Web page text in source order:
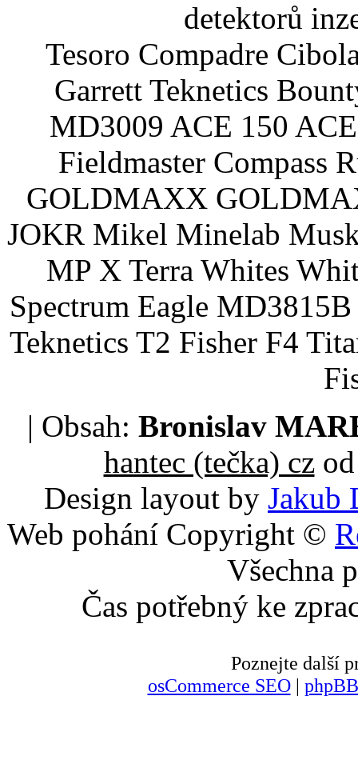
detektorů
Tesoro Compadre
Garrett Teknetics
MD3009 ACE 150
Fieldmaster Compass
GOLDMAXX
JOKR Mikel Minelab
MP X Terra Whites
Spectrum Eagle
Teknetics T2 Fisher F4
| Obsah: Bronislav
hantec (tečka) czod
Design layout by Jakub
Web pohání Copyright ©
Všechna
Čas potřebný ke
Poznejte další
osCommerce SEO|